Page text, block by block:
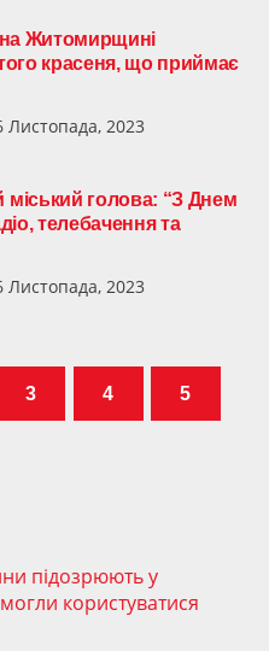
на Житомирщині
красеня, що приймає
Листопада, 2023
голова: “З Днем
телебачення та
Листопада, 2023
3 4 5
підозрюють у
користуватися